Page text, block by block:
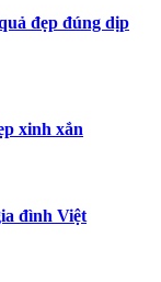
đẹp đúng dịp
xinh xắn
đình Việt